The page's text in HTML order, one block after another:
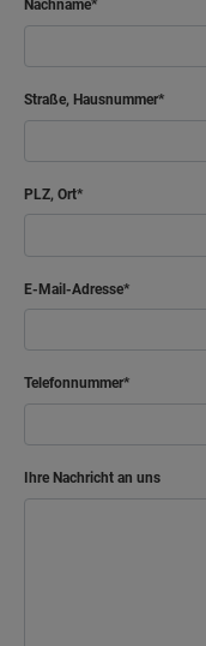
Nachname
Straße, Hausnummer
PLZ, Ort
E-Mail-Adresse
Telefonnummer
Ihre Nachricht an uns